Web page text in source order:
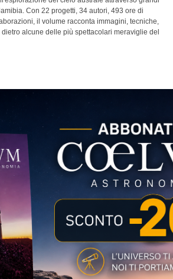
Con 22 progetti, 34 autori, 493 ore di
il volume racconta immagini, tecniche,
alcune delle più spettacolari meraviglie del